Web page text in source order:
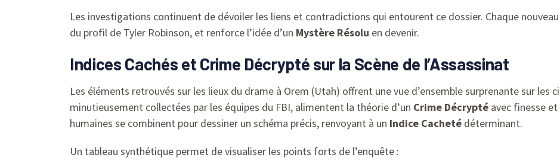
Les investigations continuent de dévoiler les liens et contradictions qui entourent ce dossier. Chaque
du profil de Tyler Robinson, et renforce l’idée d’un Mystère Résolu en devenir.
Indices Cachés et Crime Décrypté sur la Scène de l’Assassinat
Les éléments retrouvés sur les lieux du drame à Orem (Utah) offrent une vue d’ensemble surprenante sur les
minutieusement collectées par les équipes du FBI, alimentent la théorie d’un Crime Décrypté avec finesse
humaines se combinent pour dessiner un schéma précis, renvoyant à un Indice Cacheté déterminant.
Un tableau synthétique permet de visualiser les points forts de l’enquête :